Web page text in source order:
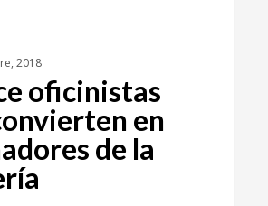
2018
oficinistas
en
de la